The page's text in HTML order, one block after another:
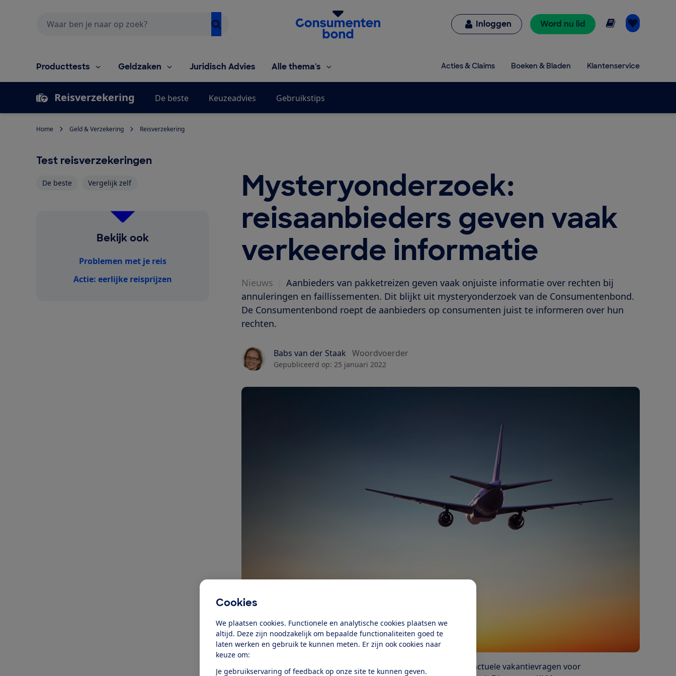
Cookies
We plaatsen cookies. Functionele en analytische cookies plaatsen we
altijd. Deze zijn noodzakelijk om bepaalde functionaliteiten goed te
laten werken en gebruik te kunnen meten. Er zijn ook cookies naar
keuze om:
Je gebruikservaring of feedback op onze site te kunnen geven.
Homepage van de Consumentenbond
Inloggen Word nu lid Online lezen
Producttests Geldzaken Juridisch Advies Alle thema's Acties & Claims Boeken & Bladen Klantenservice
Reisverzekering De beste Keuzeadvies Gebruikstips
Home Geld & Verzekering Reisverzekering
Mysteryonderzoek:
reisaanbieders geven vaak
verkeerde informatie
Nieuws
Aanbieders van pakketreizen geven vaak onjuiste informatie over rechten bij
annuleringen en faillissementen. Dit blijkt uit mysteryonderzoek van de Consumentenbond.
De Consumentenbond roept de aanbieders op consumenten juist te informeren over hun
rechten.
Babs van der Staak Woordvoerder
Gepubliceerd op: 25 januari 2022
De Consumentenbond deed zich voor als reiziger en legde 5 actuele vakantievragen voor
Test reisverzekeringen
De beste Vergelijk zelf
Bekijk ook
Problemen met je reis
Actie: eerlijke reisprijzen